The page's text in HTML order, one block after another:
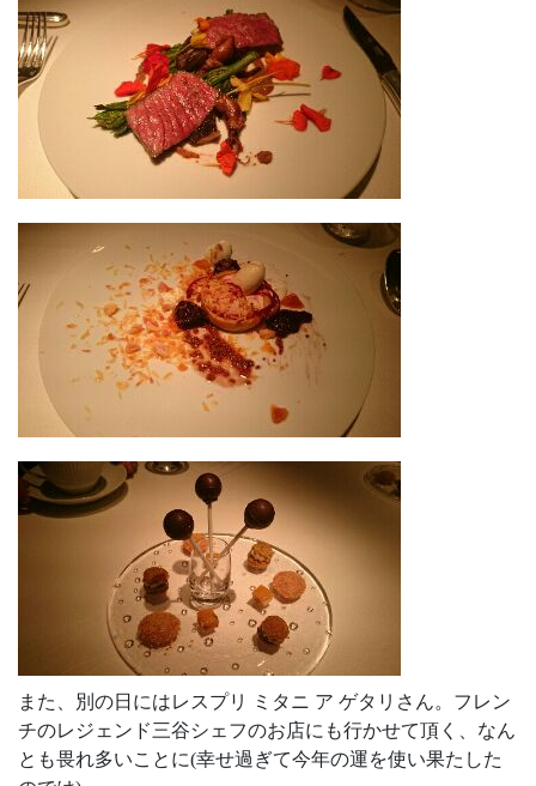
また、別の日にはレスプリ ミタニ ア ゲタリさん。フレン
チのレジェンド三谷シェフのお店にも行かせて頂く、なん
とも畏れ多いことに(幸せ過ぎて今年の運を使い果たした